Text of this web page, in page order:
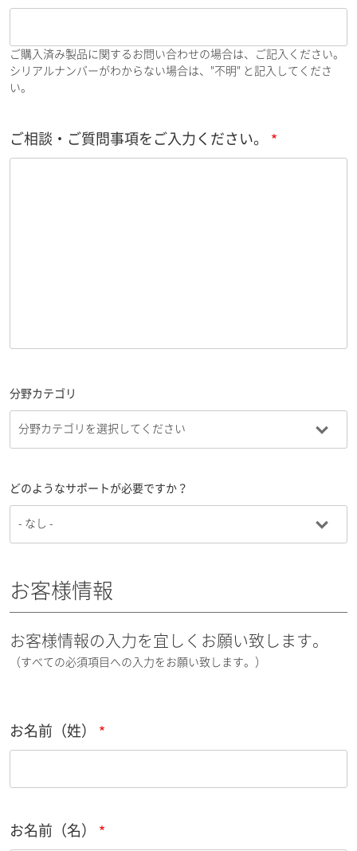
ご購入済み製品に関するお問い合わせの場合は、ご記入ください。
シリアルナンバーがわからない場合は、"不明" と記入してくださ
い。
ご相談・ご質問事項をご入力ください。
分野カテゴリ
どのようなサポートが必要ですか？
お客様情報
お客様情報の入力を宜しくお願い致します。
（すべての必須項目への入力をお願い致します。）
お名前（姓）
お名前（名）